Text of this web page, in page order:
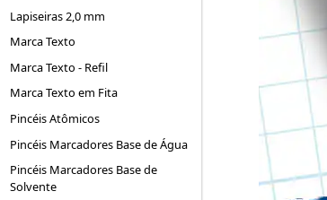
Lapiseiras 2,0 mm
Marca Texto
Marca Texto - Refil
Marca Texto em Fita
Pincéis Atômicos
Pincéis Marcadores Base de Água
Pincéis Marcadores Base de
Solvente